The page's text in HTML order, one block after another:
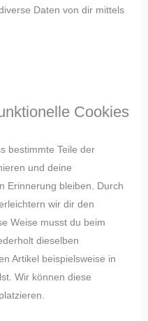
Daten von dir mittels
Cookies
bestimmte Teile der
und deine
Erinnerung bleiben. Durch
wir dir den
Weise musst du beim
dieselben
Artikel beispielsweise in
Wir können diese